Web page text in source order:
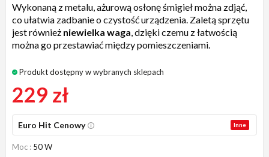
Wykonaną z metalu, ażurową osłonę śmigieł można zdjąć,
co ułatwia zadbanie o czystość urządzenia. Zaletą sprzętu
jest również niewielka waga , dzięki czemu z łatwością
można go przestawiać między pomieszczeniami.
Produkt dostępny w wybranych sklepach
229 zł
Inne
Euro Hit Cenowy
Moc
50 W